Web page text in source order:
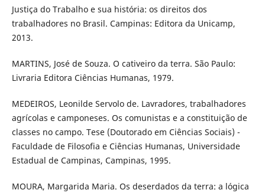
Justiça do Trabalho e sua história: os direitos dos
trabalhadores no Brasil. Campinas: Editora da Unicamp,
2013.
MARTINS, José de Souza. O cativeiro da terra. São Paulo:
Livraria Editora Ciências Humanas, 1979.
MEDEIROS, Leonilde Servolo de. Lavradores, trabalhadores
agrícolas e camponeses. Os comunistas e a constituição de
classes no campo. Tese (Doutorado em Ciências Sociais) -
Faculdade de Filosofia e Ciências Humanas, Universidade
Estadual de Campinas, Campinas, 1995.
MOURA, Margarida Maria. Os deserdados da terra: a lógica